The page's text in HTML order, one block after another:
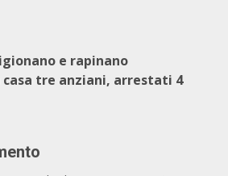
e rapinano
tre anziani, arrestati 4